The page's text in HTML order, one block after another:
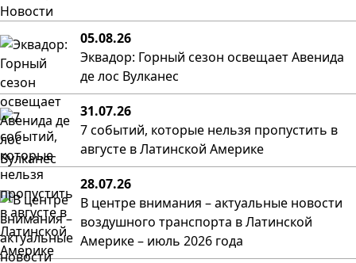
Новости
05.08.26
Эквадор: Горный сезон освещает Авенида
де лос Вулканес
31.07.26
7 событий, которые нельзя пропустить в
августе в Латинской Америке
28.07.26
В центре внимания – актуальные новости
воздушного транспорта в Латинской
Америке – июль 2026 года